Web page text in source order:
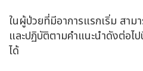
ในผู้ป่วยที่มีอาการแรกเริ่ม สาม
และปฏิบัติตามคำแนะนำดังต่อไ
ได้